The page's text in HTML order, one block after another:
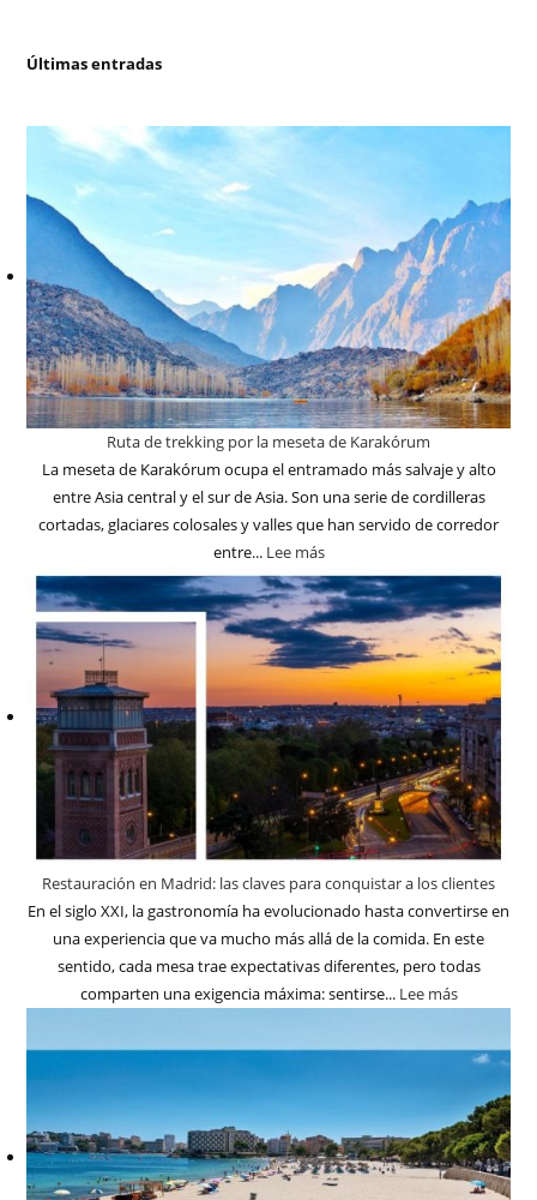
Últimas entradas
Ruta de trekking por la meseta de Karakórum
La meseta de Karakórum ocupa el entramado más salvaje y alto
entre Asia central y el sur de Asia. Son una serie de cordilleras
cortadas, glaciares colosales y valles que han servido de corredor
entre... Lee más
Restauración en Madrid: las claves para conquistar a los clientes
En el siglo XXI, la gastronomía ha evolucionado hasta convertirse en
una experiencia que va mucho más allá de la comida. En este
sentido, cada mesa trae expectativas diferentes, pero todas
comparten una exigencia máxima: sentirse... Lee más